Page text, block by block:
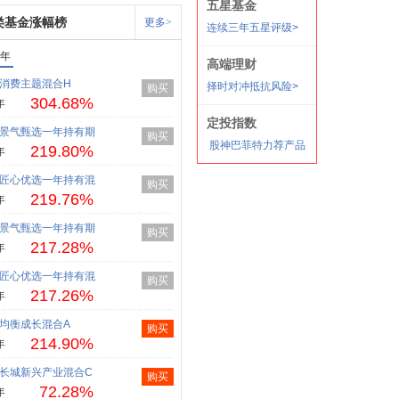
基金涨幅榜 更多>
费主题混合H
304.68%
购买
气甄选一年持有期
219.80%
购买
心优选一年持有混
219.76%
购买
气甄选一年持有期
217.28%
购买
心优选一年持有混
217.26%
购买
衡成长混合A
214.90%
购买
城新兴产业混合C
72.28%
购买